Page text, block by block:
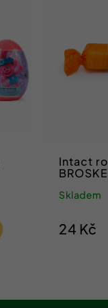
Intact
Skladem
24 Kč